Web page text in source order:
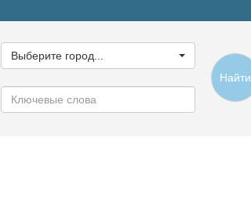
город...
Выберите город...
Ключевые
слова
Найти